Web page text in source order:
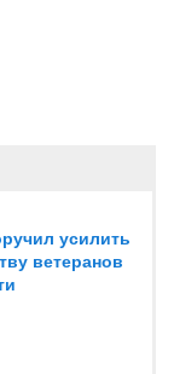
усилить
ветеранов